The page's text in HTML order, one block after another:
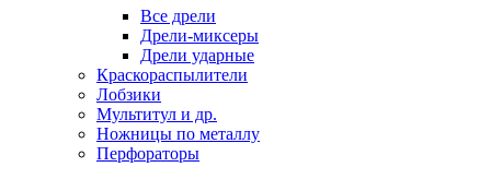
Все дрели
Дрели-миксеры
Дрели ударные
Краскораспылители
Лобзики
Мультитул и др.
Ножницы по металлу
Перфораторы